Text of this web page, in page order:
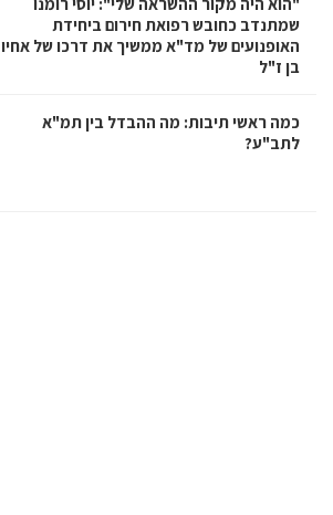
שמתנדב כחובש רפואת חירום ביחידת
האופנועים של מד"א ממשיך את דרכו של אחיו
בן ז"ל
כמה ראשי תיבות: מה ההבדל בין תמ"א
לתב"ע?